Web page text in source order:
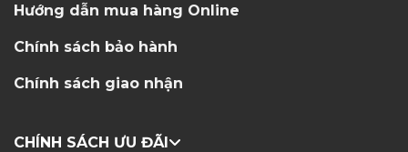
Hướng dẫn mua hàng Online
Chính sách bảo hành
Chính sách giao nhận
CHÍNH SÁCH ƯU ĐÃI